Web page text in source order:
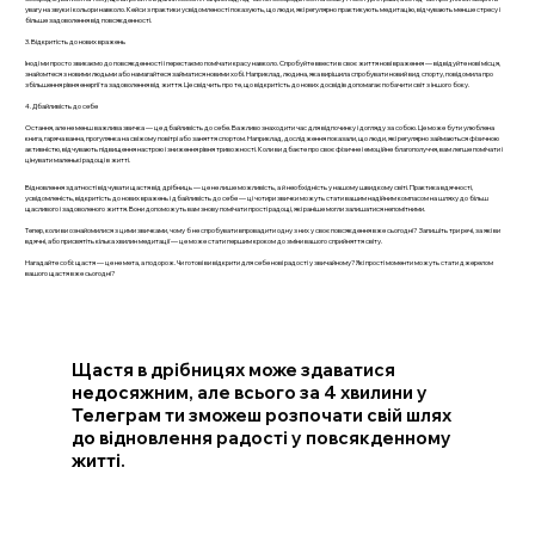
увагу на звуки і кольори навколо. Кейси з практики усвідомленості показують, що люди, які регулярно практикують медитацію, відчувають менше стресу і
більше задоволення від повсякденності.
3. Відкритість до нових вражень
Іноді ми просто звикаємо до повсякденності і перестаємо помічати красу навколо. Спробуйте ввести в своє життя нові враження — відвідуйте нові місця,
знайомтеся з новими людьми або намагайтеся займатися новими хобі. Наприклад, людина, яка вирішила спробувати новий вид спорту, повідомила про
збільшення рівня енергії та задоволення від життя. Це свідчить про те, що відкритість до нових досвідів допомагає побачити світ з іншого боку.
4. Дбайливість до себе
Остання, але не менш важлива звичка — це дбайливість до себе. Важливо знаходити час для відпочинку і догляду за собою. Це може бути улюблена
книга, гаряча ванна, прогулянка на свіжому повітрі або заняття спортом. Наприклад, дослідження показали, що люди, які регулярно займаються фізичною
активністю, відчувають підвищення настрою і зниження рівня тривожності. Коли ви дбаєте про своє фізичне і емоційне благополуччя, вам легше помічати і
цінувати маленькі радощі в житті.
Відновлення здатності відчувати щастя від дрібниць — це не лише можливість, а й необхідність у нашому швидкому світі. Практика вдячності,
усвідомленість, відкритість до нових вражень і дбайливість до себе — ці чотири звички можуть стати вашим надійним компасом на шляху до більш
щасливого і задоволеного життя. Вони допоможуть вам знову помічати прості радощі, які раніше могли залишатися непомітними.
Тепер, коли ви ознайомилися з цими звичками, чому б не спробувати впровадити одну з них у своє повсякдення вже сьогодні? Запишіть три речі, за які ви
вдячні, або присвятіть кілька хвилин медитації — це може стати першим кроком до зміни вашого сприйняття світу.
Нагадайте собі: щастя — це не мета, а подорож. Чи готові ви відкрити для себе нові радості у звичайному? Які прості моменти можуть стати джерелом
вашого щастя вже сьогодні?
Щастя в дрібницях може здаватися
недосяжним, але всього за 4 хвилини у
Телеграм ти зможеш розпочати свій шлях
до відновлення радості у повсякденному
житті.